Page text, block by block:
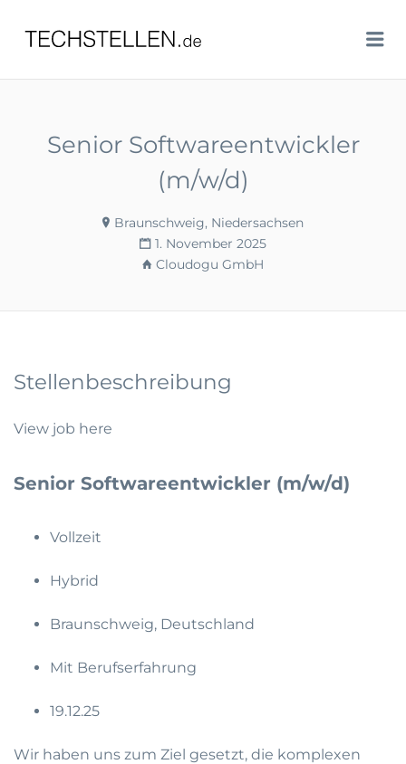
TECHSTELLEN.DE
Senior Softwareentwickler
(m/w/d)
Braunschweig, Niedersachsen
1. November 2025
Cloudogu GmbH
Stellenbeschreibung
View job here
Senior Softwareentwickler (m/w/d)
Vollzeit
Hybrid
Braunschweig, Deutschland
Mit Berufserfahrung
19.12.25
Wir haben uns zum Ziel gesetzt, die komplexen